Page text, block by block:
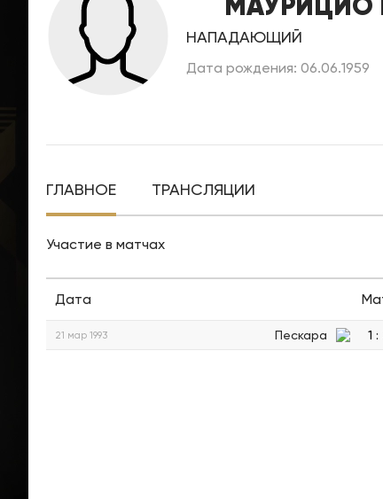
НАПАДАЮЩИЙ
Дата рождения: 06.06.1959
ГЛАВНОЕ ТРАНСЛЯЦИИ
Участие в матчах
Дата
21 мар 1993 Пескара 1 :